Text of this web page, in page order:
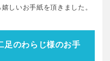
しいお手紙を頂きました。
のわらじ様のお手